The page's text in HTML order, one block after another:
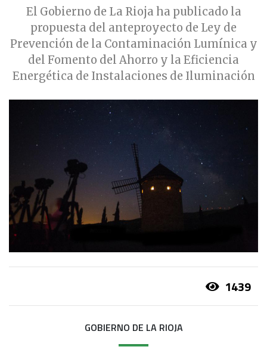
El Gobierno de La Rioja ha publicado la
propuesta del anteproyecto de Ley de
Prevención de la Contaminación Lumínica y
del Fomento del Ahorro y la Eficiencia
Energética de Instalaciones de Iluminación
1439
GOBIERNO DE LA RIOJA